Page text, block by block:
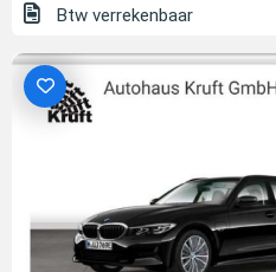
Btw verrekenbaar